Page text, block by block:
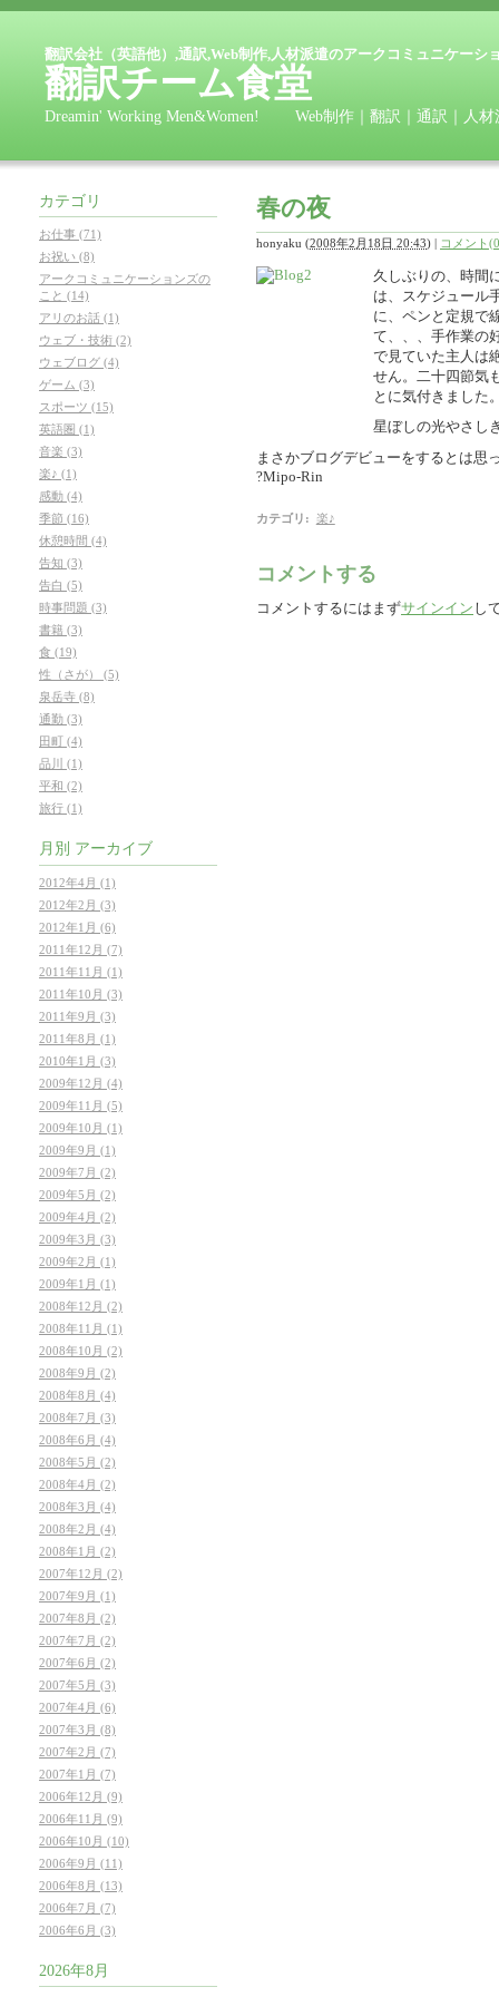
翻訳会社（英語他）,通訳,Web制作,人材派遣のアークコミュニケーシ
翻訳チーム食堂
Dreamin' Working Men&Women! Web制作｜翻訳｜通訳｜人
春の夜
honyaku (2008年2月18日 20:43) | コメント
久しぶりの、時間
は、スケジュール
に、ペンと定規で
て、、、手作業の
で見ていた主人は
せん。二十四節気
とに気付きました
星ぼしの光やさ
まさかブログデビューをするとは思
?Mipo-Rin
カテゴリ : 楽♪
コメントする
コメントするにはまずサインイン し
カテゴリ
お仕事 (71)
お祝い (8)
アークコミュニケーションズの
こと (14)
アリのお話 (1)
ウェブ・技術 (2)
ウェブログ (4)
ゲーム (3)
スポーツ (15)
英語圏 (1)
音楽 (3)
楽♪ (1)
感動 (4)
季節 (16)
休憩時間 (4)
告知 (3)
告白 (5)
時事問題 (3)
書籍 (3)
食 (19)
性（さが） (5)
泉岳寺 (8)
通勤 (3)
田町 (4)
品川 (1)
平和 (2)
旅行 (1)
月別 アーカイブ
2012年4月 (1)
2012年2月 (3)
2012年1月 (6)
2011年12月 (7)
2011年11月 (1)
2011年10月 (3)
2011年9月 (3)
2011年8月 (1)
2010年1月 (3)
2009年12月 (4)
2009年11月 (5)
2009年10月 (1)
2009年9月 (1)
2009年7月 (2)
2009年5月 (2)
2009年4月 (2)
2009年3月 (3)
2009年2月 (1)
2009年1月 (1)
2008年12月 (2)
2008年11月 (1)
2008年10月 (2)
2008年9月 (2)
2008年8月 (4)
2008年7月 (3)
2008年6月 (4)
2008年5月 (2)
2008年4月 (2)
2008年3月 (4)
2008年2月 (4)
2008年1月 (2)
2007年12月 (2)
2007年9月 (1)
2007年8月 (2)
2007年7月 (2)
2007年6月 (2)
2007年5月 (3)
2007年4月 (6)
2007年3月 (8)
2007年2月 (7)
2007年1月 (7)
2006年12月 (9)
2006年11月 (9)
2006年10月 (10)
2006年9月 (11)
2006年8月 (13)
2006年7月 (7)
2006年6月 (3)
2026年8月